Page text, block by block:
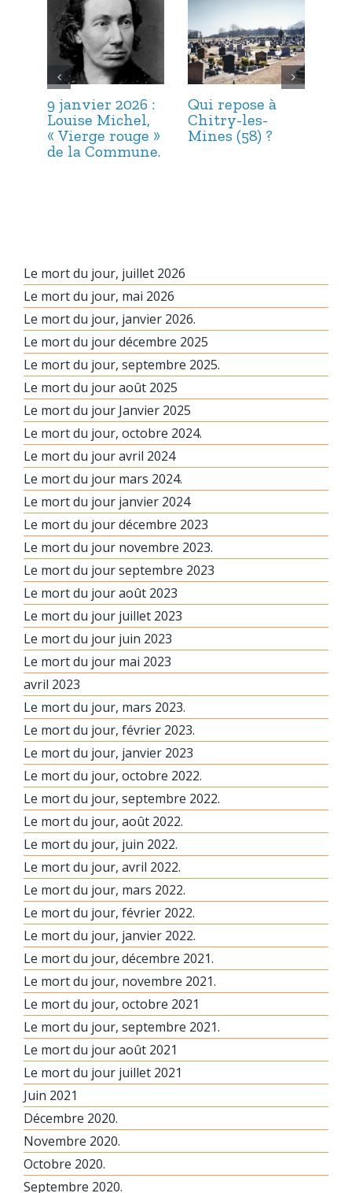
9 janvier 2026 :
Louise Michel,
« Vierge rouge »
de la Commune.
Qui repose à
Chitry-les-
Mines (58) ?
Le mort du jour, juillet 2026
Le mort du jour, mai 2026
Le mort du jour, janvier 2026.
Le mort du jour décembre 2025
Le mort du jour, septembre 2025.
Le mort du jour août 2025
Le mort du jour Janvier 2025
Le mort du jour, octobre 2024.
Le mort du jour avril 2024
Le mort du jour mars 2024.
Le mort du jour janvier 2024
Le mort du jour décembre 2023
Le mort du jour novembre 2023.
Le mort du jour septembre 2023
Le mort du jour août 2023
Le mort du jour juillet 2023
Le mort du jour juin 2023
Le mort du jour mai 2023
avril 2023
Le mort du jour, mars 2023.
Le mort du jour, février 2023.
Le mort du jour, janvier 2023
Le mort du jour, octobre 2022.
Le mort du jour, septembre 2022.
Le mort du jour, août 2022.
Le mort du jour, juin 2022.
Le mort du jour, avril 2022.
Le mort du jour, mars 2022.
Le mort du jour, février 2022.
Le mort du jour, janvier 2022.
Le mort du jour, décembre 2021.
Le mort du jour, novembre 2021.
Le mort du jour, octobre 2021
Le mort du jour, septembre 2021.
Le mort du jour août 2021
Le mort du jour juillet 2021
Juin 2021
Décembre 2020.
Novembre 2020.
Octobre 2020.
Septembre 2020.